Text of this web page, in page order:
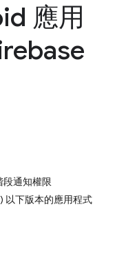
應用
段通知權限
以下版本的應用程式